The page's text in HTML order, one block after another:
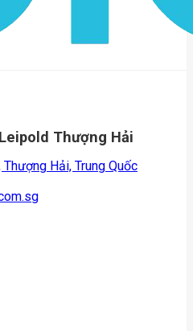
Thượng Hải
Hải, Trung Quốc